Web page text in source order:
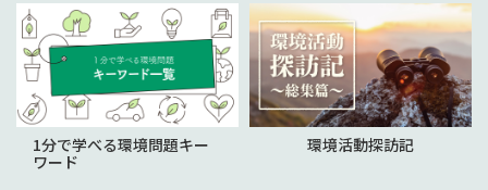
1分で学べる環境問題キー
ワード
環境活動探訪記